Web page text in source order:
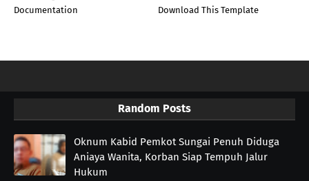
Documentation
Download This Template
Random Posts
Oknum Kabid Pemkot Sungai Penuh Diduga
Aniaya Wanita, Korban Siap Tempuh Jalur
Hukum